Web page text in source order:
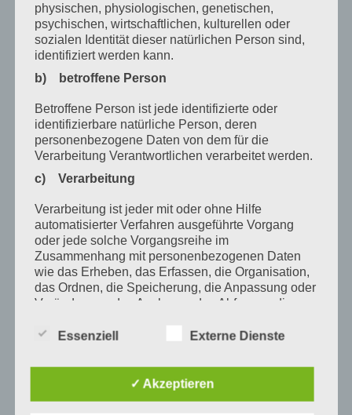
Oktober 2020
August 2020
Mai 2020
April 2020
März 2020
Februar 2020
Januar 2020
Dezember 2019
November 2019
Oktober 2017
physischen, physiologischen, genetischen,
psychischen, wirtschaftlichen, kulturellen oder
sozialen Identität dieser natürlichen Person sind,
identifiziert werden kann.
b) betroffene Person
Betroffene Person ist jede identifizierte oder
identifizierbare natürliche Person, deren
personenbezogene Daten von dem für die
Verarbeitung Verantwortlichen verarbeitet werden.
c) Verarbeitung
Verarbeitung ist jeder mit oder ohne Hilfe
automatisierter Verfahren ausgeführte Vorgang
oder jede solche Vorgangsreihe im
Zusammenhang mit personenbezogenen Daten
wie das Erheben, das Erfassen, die Organisation,
das Ordnen, die Speicherung, die Anpassung oder
Veränderung, das Auslesen, das Abfragen, die
Verbreitung oder eine andere Form der
die Einschränkung, das Löschen oder die
d) Einschränkung der Verarbeitung
Essenziell Externe Dienste
✓ Akzeptieren